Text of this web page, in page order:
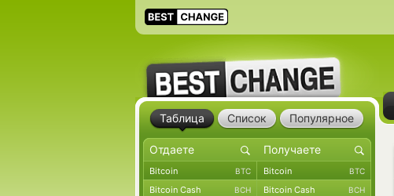
Таблица Список Популярное
Bitcoin BTC Bitcoin BTC
Bitcoin Cash BCH Bitcoin Cash BCH